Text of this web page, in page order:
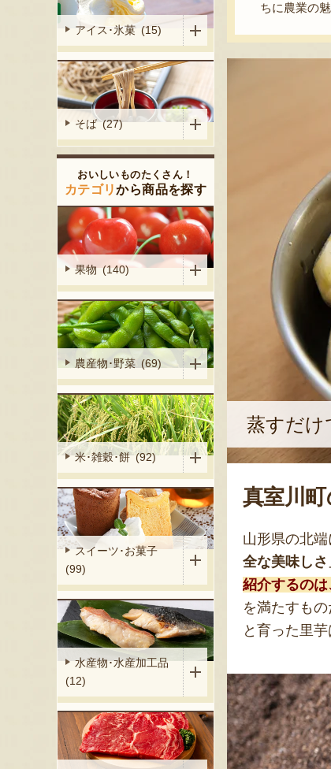
ちに農業の
蒸すだけ
真室川
山形県の北
全な美味しさ
紹介するのは
を満たすも
と育った里芋
アイス･氷菓 (15)
そば (27)
おいしいものたくさん！
カテゴリから商品を探す
果物 (140)
農産物･野菜 (69)
米･雑穀･餅 (92)
スイーツ･お菓子
(99)
水産物･水産加工品
(12)